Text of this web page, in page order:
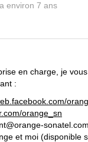
environ 7 ans
en charge, je
:
orange_sn
sonatel.com
et moi (disponible